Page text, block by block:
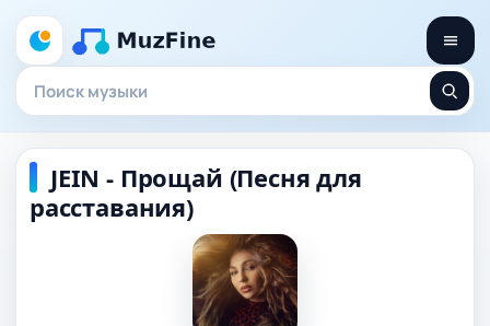
JEIN - Прощай (Песня для
расставания)